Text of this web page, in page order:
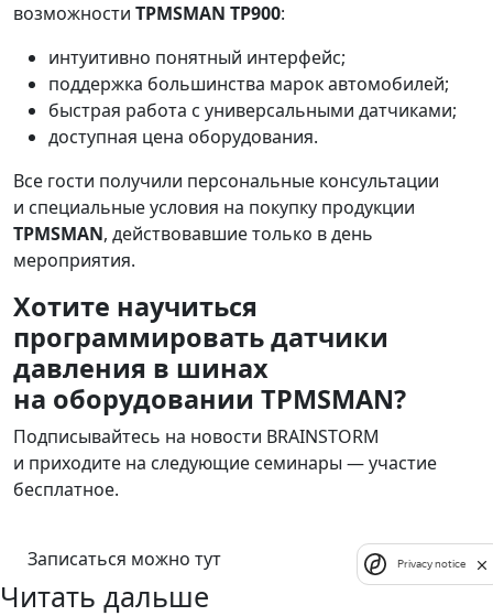
возможности TPMSMAN TP900:
интуитивно понятный интерфейс;
поддержка большинства марок автомобилей;
быстрая работа с универсальными датчиками;
доступная цена оборудования.
Все гости получили персональные консультации
и специальные условия на покупку продукции
TPMSMAN, действовавшие только в день
мероприятия.
Хотите научиться
программировать датчики
давления в шинах
на оборудовании TPMSMAN?
Подписывайтесь на новости BRAINSTORM
и приходите на следующие семинары — участие
бесплатное.
Записаться можно тут
Читать дальше
Privacy notice